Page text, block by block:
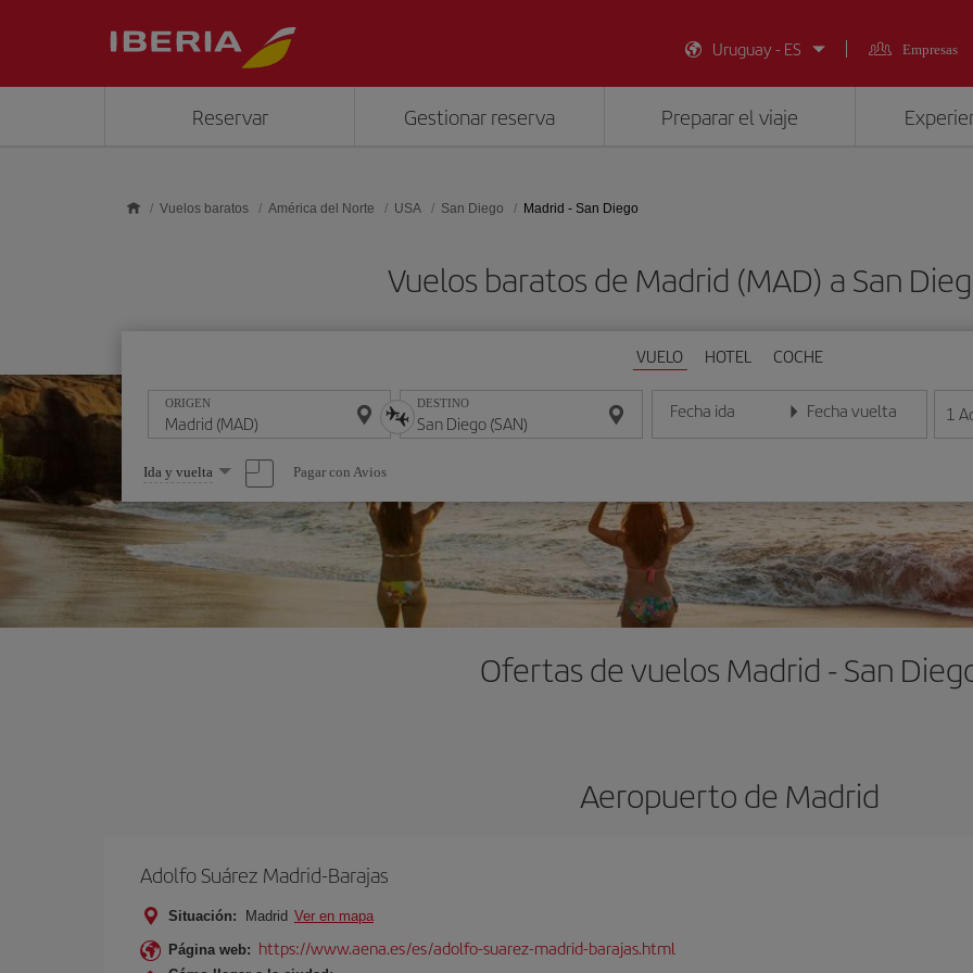
Uruguay - ES
Empresas
Reservar Gestionar reserva Preparar el viaje
Vuelos baratos América del Norte USA San Diego Madrid - San Diego
Vuelos baratos de Madrid (MAD) a San
VUELO HOTEL COCHE
ORIGEN DESTINO Fecha ida
Introduce la fecha en formato día/mes/año
Fecha vuelta
Introduce la fecha en 1
Seleccione
una
opción
Ida y vuelta Pagar con Avios
Ofertas de vuelos Madrid - San
Aeropuerto de Madrid
Adolfo Suárez Madrid-Barajas
Situación: Madrid Ver en mapa
Página web: https://www.aena.es/es/adolfo-suarez-madrid-barajas.html